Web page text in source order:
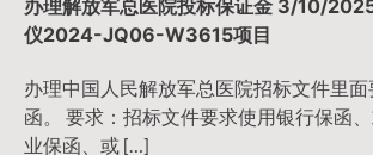
办理解放军总医院投标保证金 3/10/
仪2024-JQ06-W3615项目
办理中国人民解放军总医院招标文件里
函。 要求：招标文件要求使用银行保函
业保函、或 […]